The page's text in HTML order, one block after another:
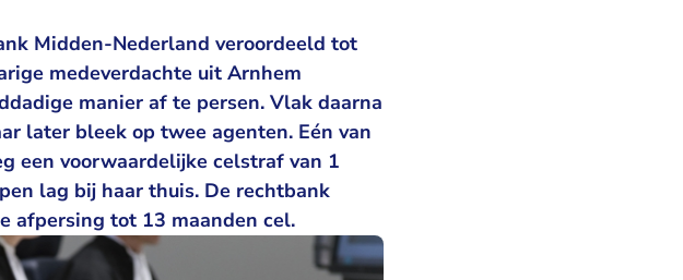
Midden-Nederland veroordeeld tot
medeverdachte uit Arnhem
manier af te persen. Vlak daarna
later bleek op twee agenten. Eén van
een voorwaardelijke celstraf van 1
lag bij haar thuis. De rechtbank
afpersing tot 13 maanden cel.